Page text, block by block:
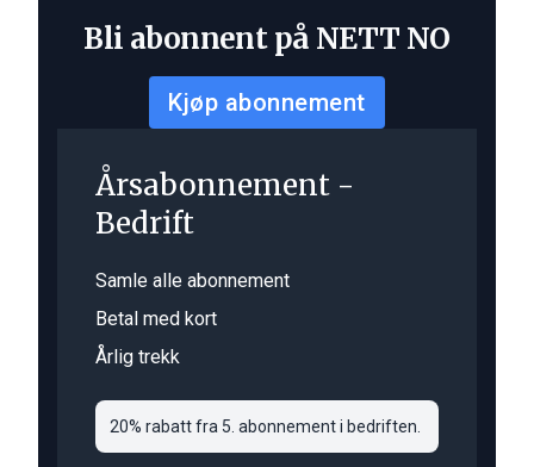
Bli abonnent på NETT NO
Kjøp abonnement
Årsabonnement -
Bedrift
Samle alle abonnement
Betal med kort
Årlig trekk
20% rabatt fra 5. abonnement i bedriften.